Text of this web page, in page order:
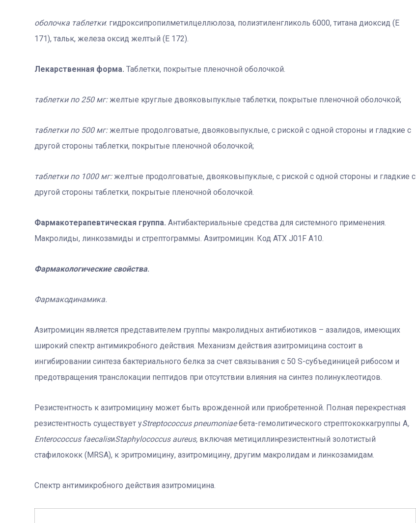
оболочка таблетки: гидроксипропилметилцеллюлоза, полиэтиленгликоль 6000, титана диоксид (E
171), тальк, железа оксид желтый (Е 172).
Лекарственная форма. Таблетки, покрытые пленочной оболочкой.
таблетки по 250 мг:желтые круглые двояковыпуклые таблетки, покрытые пленочной оболочкой;
таблетки по 500 мг:желтые продолговатые, двояковыпуклые, с риской с одной стороны и гладкие с
другой стороны таблетки, покрытые пленочной оболочкой;
таблетки по 1000 мг:желтые продолговатые, двояковыпуклые, с риской с одной стороны и гладкие с
другой стороны таблетки, покрытые пленочной оболочкой.
Фармакотерапевтическая группа. Антибактериальные средства для системного применения.
Макролиды, линкозамиды и стрептограммы. Азитромицин. Код АТХ J01F A10.
Фармакологические свойства.
Фармакодинамика.
Азитромицин является представителем группы макролидных антибиотиков – азалидов, имеющих
широкий спектр антимикробного действия. Механизм действия азитромицина состоит в
ингибировании синтеза бактериального белка за счет связывания с 50 S-субъединицей рибосом и
предотвращения транслокации пептидов при отсутствии влияния на синтез полинуклеотидов.
Резистентность к азитромицину может быть врожденной или приобретенной. Полная перекрестная
резистентность существует уStreptococcus pneumoniaeбета-гемолитического стрептококкагруппы А,
Enterococcus faecalisиStaphylococcus aureus, включая метициллинрезистентный золотистый
стафилококк (MRSA), к эритромицину, азитромицину, другим макролидам и линкозамидам.
Спектр антимикробного действия азитромицина.